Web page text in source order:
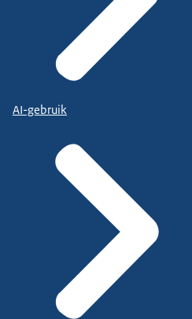
AI-gebruik